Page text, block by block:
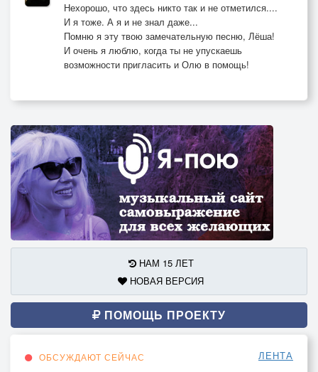
Нехорошо, что здесь никто так и не отметился....
И я тоже. А я и не знал даже...
Помню я эту твою замечательную песню, Лёша!
И очень я люблю, когда ты не упускаешь
возможности пригласить и Олю в помощь!
НАМ 15 ЛЕТ
НОВАЯ ВЕРСИЯ
ПОМОЩЬ ПРОЕКТУ
ОБСУЖДАЮТ СЕЙЧАС ЛЕНТА